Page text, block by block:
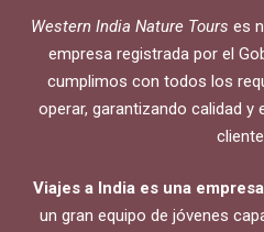
Western India Nature Tours es
empresa registrada por el
cumplimos con todos los
operar, garantizando calidad
Viajes a India es una
un gran equipo de jóvenes